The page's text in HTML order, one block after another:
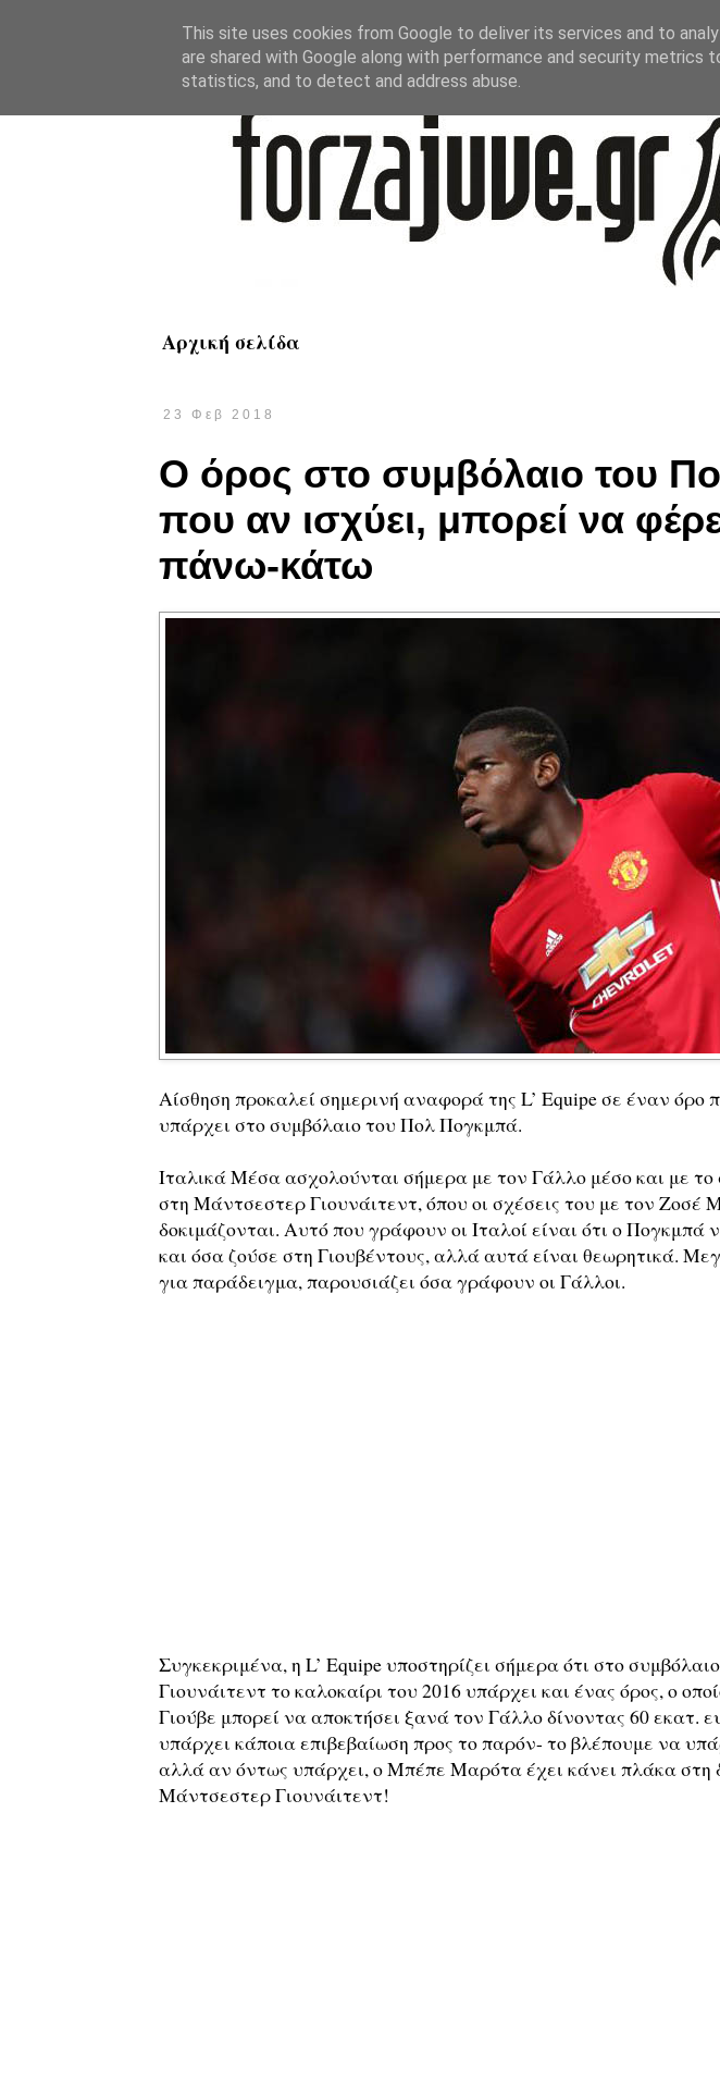
Αρχική σελίδα
23 Φεβ 2018
Ο όρος στο συμβόλαιο του
που αν ισχύει, μπορεί να
πάνω-κάτω
Αίσθηση προκαλεί σημερινή αναφορά της L’ Equipe σε έναν όρο
υπάρχει στο συμβόλαιο του Πολ Πογκμπά.
Ιταλικά Μέσα ασχολούνται σήμερα με τον Γάλλο μέσο και με το
στη Μάντσεστερ Γιουνάιτεντ, όπου οι σχέσεις του με τον Ζοσέ
δοκιμάζονται. Αυτό που γράφουν οι Ιταλοί είναι ότι ο Πογκμπά
και όσα ζούσε στη Γιουβέντους, αλλά αυτά είναι θεωρητικά.
για παράδειγμα, παρουσιάζει όσα γράφουν οι Γάλλοι.
Συγκεκριμένα, η L’ Equipe υποστηρίζει σήμερα ότι στο
Γιουνάιτεντ το καλοκαίρι του 2016 υπάρχει και ένας όρος, ο
Γιούβε μπορεί να αποκτήσει ξανά τον Γάλλο δίνοντας 60 εκατ.
υπάρχει κάποια επιβεβαίωση προς το παρόν- το βλέπουμε να
αλλά αν όντως υπάρχει, ο Μπέπε Μαρότα έχει κάνει πλάκα στη
Μάντσεστερ Γιουνάιτεντ!
This site uses cookies from Google to deliver its services and to
are shared with Google along with performance and security metrics
statistics, and to detect and address abuse.